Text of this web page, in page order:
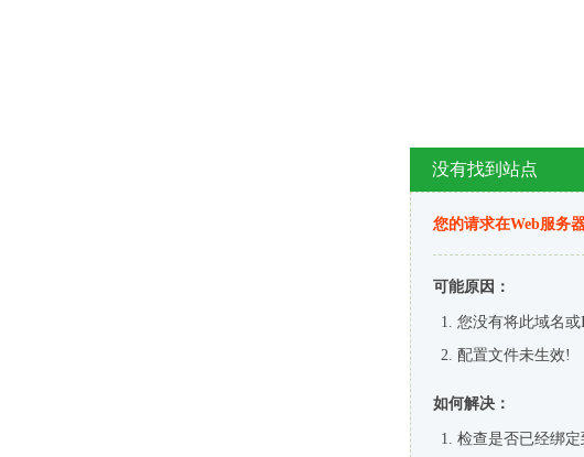
没有找到站点
您的请求在Web服务
可能原因：
您没有将此域名
配置文件未生效!
如何解决：
检查是否已经绑定